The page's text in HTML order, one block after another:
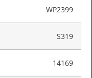
WP2399
S319
14169